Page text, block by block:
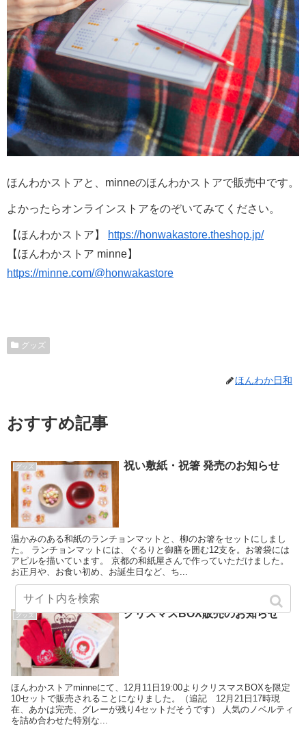
ほんわかストアと、minneのほんわかストアで販売中です。
よかったらオンラインストアをのぞいてみてください。
【ほんわかストア】
https://honwakastore.theshop.jp/
【ほんわかストア minne】
https://minne.com/@honwakastore
グッズ
ほんわか日和
おすすめ記事
グッズ 祝い敷紙・祝箸 発売のお知らせ
温かみのある和紙のランチョンマットと、柳のお箸をセットにしまし
た。 ランチョンマットには、ぐるりと御膳を囲む12支を。お箸袋には
アピルを描いています。 京都の和紙屋さんで作っていただけました。
お正月や、お食い初め、お誕生日など、ち...
グッズ クリスマスBOX販売のお知らせ
ほんわかストアminneにて、12月11日19:00よりクリスマスBOXを限定
10セットで販売されることになりました。（追記 12月21日17時現
在、あかは完売、グレーが残り4セットだそうです） 人気のノベルティ
を詰め合わせた特別な...